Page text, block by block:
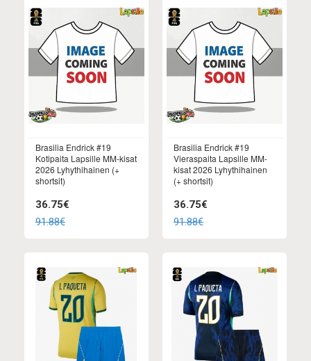
Brasilia Endrick #19
Kotipaita Lapsille MM-kisat
2026 Lyhythihainen (+
shortsit)
36.75€
91.88€
Brasilia Endrick #19
Vieraspaita Lapsille MM-
kisat 2026 Lyhythihainen
(+ shortsit)
36.75€
91.88€